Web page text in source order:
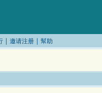
| 邀请注册 | 幫助